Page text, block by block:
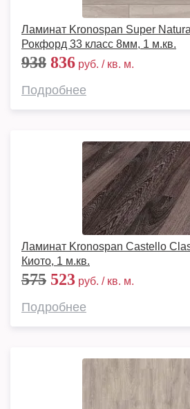
Ламинат Kronospan Super
Рокфорд 33 класс 8мм, 1 м.кв.
938 836 руб. / кв. м.
Подробнее
Ламинат Kronospan Castello
Киото, 1 м.кв.
575 523 руб. / кв. м.
Подробнее